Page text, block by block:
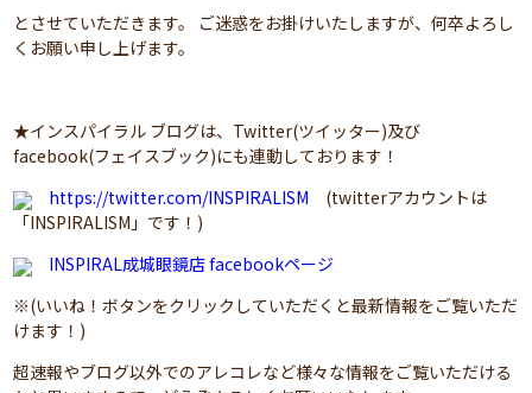
とさせていただきます。 ご迷惑をお掛けいたしますが、何卒よろし
くお願い申し上げます。
★インスパイラル ブログは、Twitter(ツイッター)及び
facebook(フェイスブック)にも連動しております！
https://twitter.com/INSPIRALISM (twitterアカウントは
「INSPIRALISM」です！)
INSPIRAL成城眼鏡店 facebookページ
※(いいね！ボタンをクリックしていただくと最新情報をご覧いただ
けます！)
超速報やブログ以外でのアレコレなど様々な情報をご覧いただける